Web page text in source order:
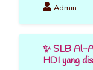
Admin
✨ SLB Al-
HDI yang